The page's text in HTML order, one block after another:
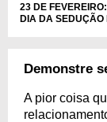
23 DE
DIA DA SEDUÇÃO
Demonstre
A pior coisa